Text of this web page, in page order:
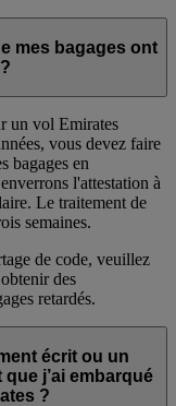
mes bagages ont
un vol Emirates
vous devez faire
bagages en
l'attestation à
Le traitement de
semaines.
de code, veuillez
des
retardés.
écrit ou un
j’ai embarqué
?